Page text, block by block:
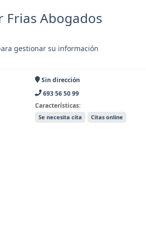
Abogados
gestionar su información
Sin dirección
693 56 50 99
Características:
Se necesita cita Citas online